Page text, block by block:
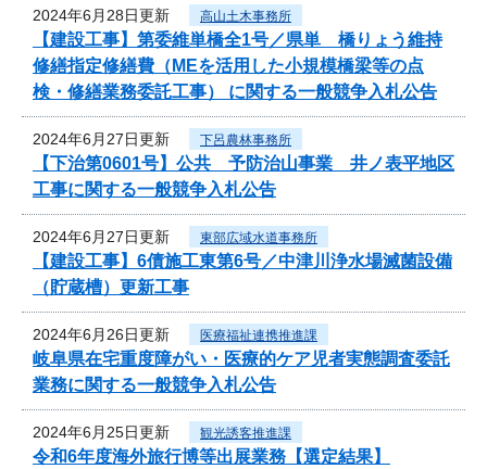
2024年6月28日更新 高山土木事務所
【建設工事】第委維単橋全1号／県単 橋りょう維持
修繕指定修繕費（MEを活用した小規模橋梁等の点
検・修繕業務委託工事） に関する一般競争入札公告
2024年6月27日更新 下呂農林事務所
【下治第0601号】公共 予防治山事業 井ノ表平地区
工事に関する一般競争入札公告
2024年6月27日更新 東部広域水道事務所
【建設工事】6債施工東第6号／中津川浄水場滅菌設備
（貯蔵槽）更新工事
2024年6月26日更新 医療福祉連携推進課
岐阜県在宅重度障がい・医療的ケア児者実態調査委託
業務に関する一般競争入札公告
2024年6月25日更新 観光誘客推進課
令和6年度海外旅行博等出展業務【選定結果】